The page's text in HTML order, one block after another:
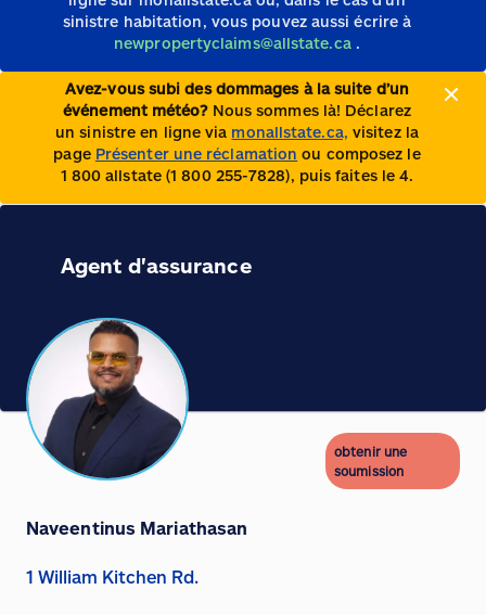
sinistre habitation, vous pouvez aussi écrire à
newpropertyclaims@allstate.ca .
Avez-vous subi des dommages à la suite d’un
événement météo? Nous sommes là! Déclarez
un sinistre en ligne via monallstate.ca, visitez la
page Présenter une réclamation ou composez le
1 800 allstate (1 800 255-7828), puis faites le 4.
Agent d'assurance
obtenir une
soumission
Naveentinus Mariathasan
1 William Kitchen Rd.